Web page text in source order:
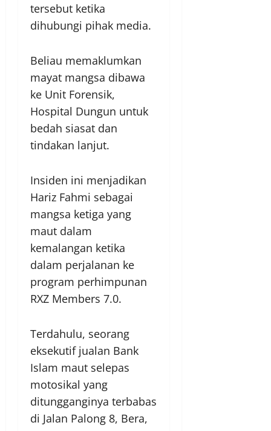
tersebut ketika
dihubungi pihak media.
Beliau memaklumkan
mayat mangsa dibawa
ke Unit Forensik,
Hospital Dungun untuk
bedah siasat dan
tindakan lanjut.
Insiden ini menjadikan
Hariz Fahmi sebagai
mangsa ketiga yang
maut dalam
kemalangan ketika
dalam perjalanan ke
program perhimpunan
RXZ Members 7.0.
Terdahulu, seorang
eksekutif jualan Bank
Islam maut selepas
motosikal yang
ditungganginya terbabas
di Jalan Palong 8, Bera,